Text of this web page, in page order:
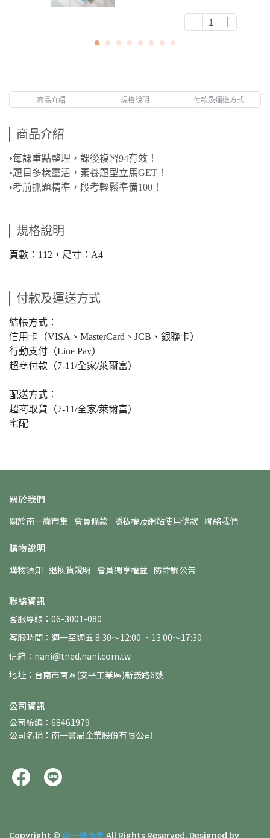
商品介紹 規格說明 付款及運送方式
商品介紹
•每課重點整理，課後複習94有效！
•題目多樣靈活，素養題型立馬GET！
•考前抓題精準，段考輕鬆準備100！
規格說明
頁數：112，尺寸：A4
付款及運送方式
結帳方式：
信用卡（VISA、MasterCard、JCB、銀聯卡）
行動支付（Line Pay）
超商付款（7-11/全家/萊爾富）
配送方式：
超商取貨（7-11/全家/萊爾富）
宅配
關於我們
關於南一綠市集 會員條款 隱私權及網站使用條款 聯絡我們
購物說明
購物須知 退換貨說明 會員獨享權益 防詐騙公告
聯絡資訊
客服專線：06-3001-080
客服時間：週一至週五 8:30～12:00 、13:00～17:30
信箱：nani@tned.nani.com.tw
地址：台南市南區(安平工業區)新義路6號
公司資訊
公司統編：68461979
公司名稱：南一書局企業股份有限公司
Copyright © 南一綠市集 All Rights Reserved. Designed by